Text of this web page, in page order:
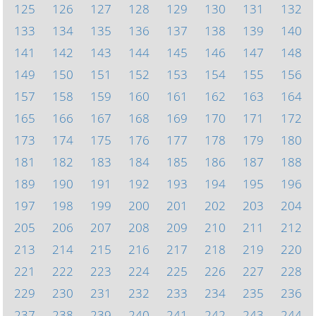
125 126 127 128 129 130 131
132
133
134 135 136 137 138 139
140
141
142 143 144 145 146 147
148
149
150 151 152 153 154 155
156
157
158 159 160 161 162 163
164
165
166 167 168 169 170 171
172
173
174 175 176 177 178 179
180
181
182 183 184 185 186 187
188
189
190 191 192 193 194 195
196
197
198 199 200 201 202 203
204
205
206 207 208 209 210 211
212
213
214 215 216 217 218 219
220
221
222 223 224 225 226 227
228
229
230 231 232 233 234 235
236